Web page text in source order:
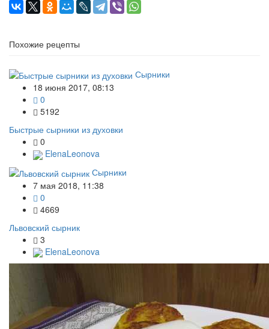
Похожие рецепты
Сырники
18 июня 2017, 08:13
0
5192
Быстрые сырники из духовки
0
ElenaLeonova
Сырники
7 мая 2018, 11:38
0
4669
Львовский сырник
3
ElenaLeonova